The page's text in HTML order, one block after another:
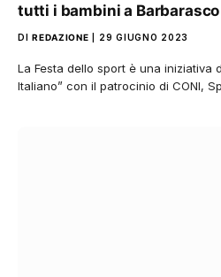
tutti i bambini a Barbarasco
DI REDAZIONE 29 GIUGNO 2023
La Festa dello sport è una iniziativa
Italiano” con il patrocinio di CONI,